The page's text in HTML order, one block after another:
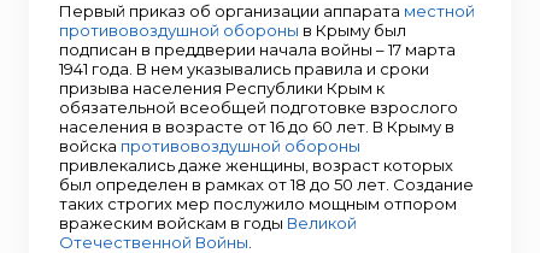
Первый приказ об организации аппарата местной
противовоздушной обороны в Крыму был
подписан в преддверии начала войны – 17 марта
1941 года. В нем указывались правила и сроки
призыва населения Республики Крым к
обязательной всеобщей подготовке взрослого
населения в возрасте от 16 до 60 лет. В Крыму в
войска противовоздушной обороны
привлекались даже женщины, возраст которых
был определен в рамках от 18 до 50 лет. Создание
таких строгих мер послужило мощным отпором
вражеским войскам в годы Великой
Отечественной Войны